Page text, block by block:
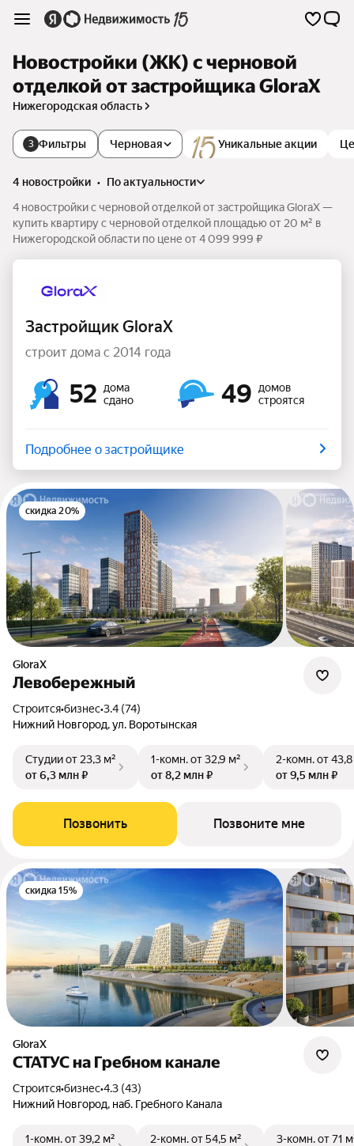
Новостройки (ЖК) с черновой
отделкой от застройщика GloraX
Нижегородская область
3 Фильтры Уникальные акции
Черновая
4 новостройки •
по актуальности
4 новостройки с черновой отделкой от застройщика GloraX —
купить квартиру с черновой отделкой площадью от 20 м² в
Нижегородской области по цене от 4 099 999 ₽
Застройщик GloraX
строит дома с 2014 года
52
дома
сдано
49
домов
строятся
Подробнее о застройщике
скидка 20%
GloraX
Левобережный
Строится•бизнес•3.4 (74)
Нижний Новгород, ул. Воротынская
Студииот 23,3 м²
от 6,3 млн ₽
1-комн.от 32,9 м²
от 8,2 млн ₽
2-комн.от
от 9,5 млн ₽
Позвонить Позвоните мне
скидка 15%
GloraX
СТАТУС на Гребном канале
Строится•бизнес•4.3 (43)
Нижний Новгород, наб. Гребного Канала
1-комн.от 39,2 м²
2-комн.от 54,5 м²
3-комн.от 71